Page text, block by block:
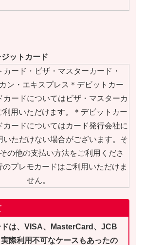
ットカード
ドは、VISA、MasterCard、JCB
際利用不可なケースもあったの